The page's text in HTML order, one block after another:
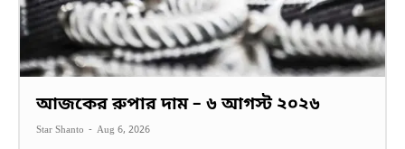
আজকের রুপার দাম – ৬ আগস্ট ২০২৬
Star Shanto - Aug 6, 2026